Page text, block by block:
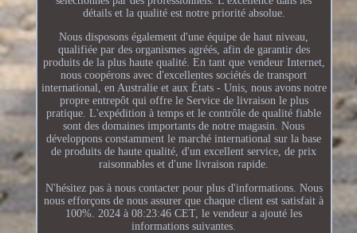
détails et la qualité est notre priorité absolue.
Nous disposons également d'une équipe de haut niveau,
qualifiée par des organismes agréés, afin de garantir des
produits de la plus haute qualité. En tant que vendeur Internet,
nous coopérons avec d'excellentes sociétés de transport
international, en Australie et aux États - Unis, nous avons notre
propre entrepôt qui offre le Service de livraison le plus
pratique. L'expédition à temps et le contrôle de qualité fiable
sont des domaines importants de notre magasin. Nous
développons constamment le marché international sur la base
de produits de haute qualité, d'un excellent service, de prix
raisonnables et d'une livraison rapide.
N'hésitez pas à nous contacter pour plus d'informations. Nous
nous efforçons de nous assurer que chaque client est satisfait à
100%. 2024 à 08:23:46 CET, le vendeur a ajouté les
informations suivantes.